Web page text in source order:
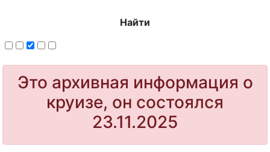
Найти
Это архивная информация о
круизе, он состоялся
23.11.2025